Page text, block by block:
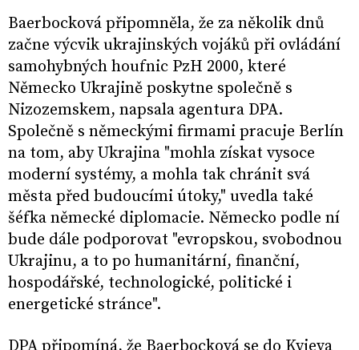
Baerbocková připomněla, že za několik dnů
začne výcvik ukrajinských vojáků při ovládání
samohybných houfnic PzH 2000, které
Německo Ukrajině poskytne společně s
Nizozemskem, napsala agentura DPA.
Společně s německými firmami pracuje Berlín
na tom, aby Ukrajina "mohla získat vysoce
moderní systémy, a mohla tak chránit svá
města před budoucími útoky," uvedla také
šéfka německé diplomacie. Německo podle ní
bude dále podporovat "evropskou, svobodnou
Ukrajinu, a to po humanitární, finanční,
hospodářské, technologické, politické i
energetické stránce".